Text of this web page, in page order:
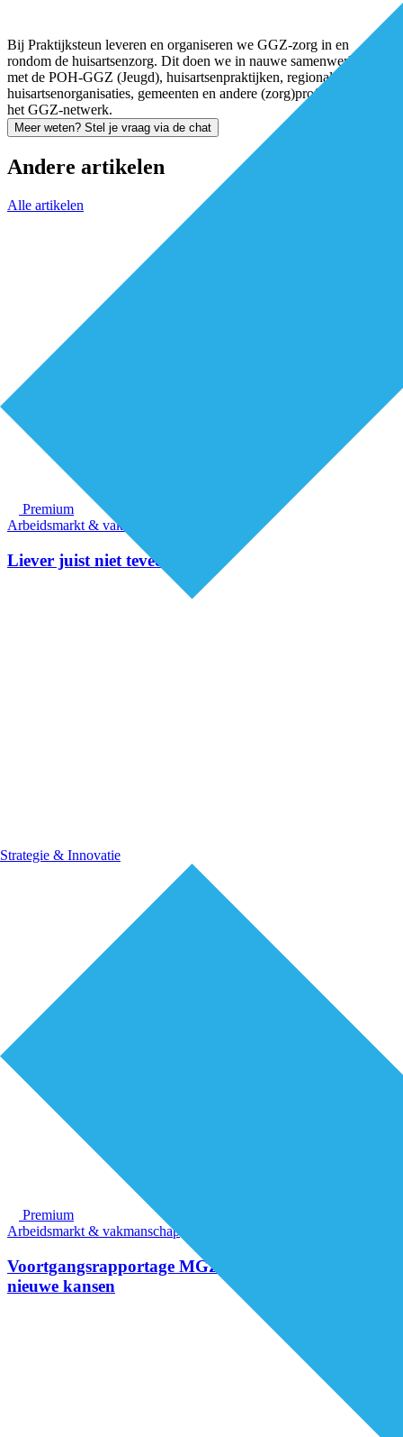
Strategie & Innovatie
Bij Praktijksteun leveren en organiseren we GGZ-zorg in en
rondom de huisartsenzorg. Dit doen we in nauwe samenwerking
met de POH-GGZ (Jeugd), huisartsenpraktijken, regionale
huisartsenorganisaties, gemeenten en andere (zorg)professionals in
het GGZ-netwerk.
Meer weten? Stel je vraag via de chat
Andere artikelen
Alle artikelen
Premium
Arbeidsmarkt & vakmanschap
Liever juist niet teveel doen
Premium
Arbeidsmarkt & vakmanschap
Voortgangsrapportage MGZ toont resultaten en
nieuwe kansen